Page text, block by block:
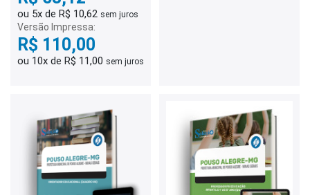
ou 5x de R$ 10,62 sem juros
Versão Impressa:
R$ 110,00
ou 10x de R$ 11,00 sem juros